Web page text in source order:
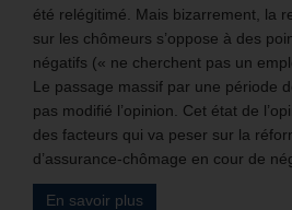
été relégitimé. Mais bizarrement, la
sur les chômeurs s’oppose à des
négatifs (« ne cherchent pas un
Le passage massif par une période
pas modifié l’opinion. Cet état de
des facteurs qui va peser sur la
d’assurance-chômage en cour de
En savoir plus